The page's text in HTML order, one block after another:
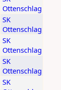
Ottenschlag
SK
Ottenschlag
SK
Ottenschlag
SK
Ottenschlag
SK